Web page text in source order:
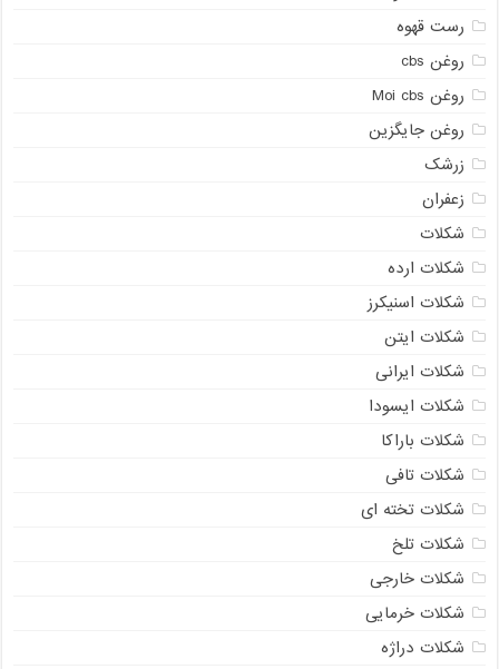
رست قهوه
روغن cbs
روغن Moi cbs
روغن جایگزین
زرشک
زعفران
شکلات
شکلات ارده
شکلات اسنیکرز
شکلات ایتن
شکلات ایرانی
شکلات ایسودا
شکلات باراکا
شکلات تافی
شکلات تخته ای
شکلات تلخ
شکلات خارجی
شکلات خرمایی
شکلات دراژه